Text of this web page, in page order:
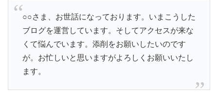
○○さま、お世話になっております。いまこうした
ブログを運営しています。そしてアクセスが来な
くて悩んでいます。添削をお願いしたいのです
が。お忙しいと思いますがよろしくお願いいたし
ます。